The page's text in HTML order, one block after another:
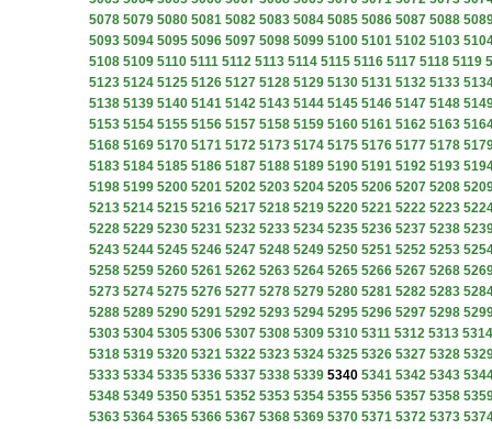
5078 5079 5080 5081 5082 5083 5084 5085 5086 5087 5088
5093 5094 5095 5096 5097 5098 5099 5100 5101 5102 5103
5108 5109 5110 5111 5112 5113 5114 5115 5116 5117 5118 5119
5123 5124 5125 5126 5127 5128 5129 5130 5131 5132 5133
5138 5139 5140 5141 5142 5143 5144 5145 5146 5147 5148
5153 5154 5155 5156 5157 5158 5159 5160 5161 5162 5163
5168 5169 5170 5171 5172 5173 5174 5175 5176 5177 5178
5183 5184 5185 5186 5187 5188 5189 5190 5191 5192 5193
5198 5199 5200 5201 5202 5203 5204 5205 5206 5207 5208
5213 5214 5215 5216 5217 5218 5219 5220 5221 5222 5223
5228 5229 5230 5231 5232 5233 5234 5235 5236 5237 5238
5243 5244 5245 5246 5247 5248 5249 5250 5251 5252 5253
5258 5259 5260 5261 5262 5263 5264 5265 5266 5267 5268
5273 5274 5275 5276 5277 5278 5279 5280 5281 5282 5283
5288 5289 5290 5291 5292 5293 5294 5295 5296 5297 5298
5303 5304 5305 5306 5307 5308 5309 5310 5311 5312 5313 5314
5318 5319 5320 5321 5322 5323 5324 5325 5326 5327 5328
5333 5334 5335 5336 5337 5338 5339 5340 5341 5342 5343
5348 5349 5350 5351 5352 5353 5354 5355 5356 5357 5358
5363 5364 5365 5366 5367 5368 5369 5370 5371 5372 5373